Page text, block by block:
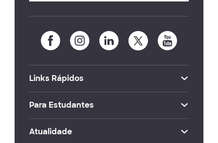
Links Rápidos
Para Estudantes
Atualidade